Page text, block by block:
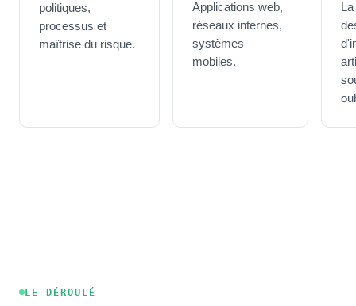
politiques,
processus et
maîtrise du risque.
Applications web,
réseaux internes,
systèmes
mobiles.
LE DÉROULÉ